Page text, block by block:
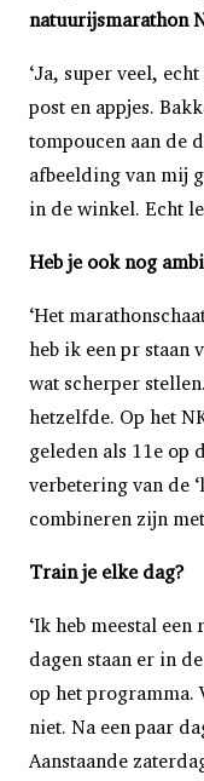
natuurijsmarathon
‘Ja, super veel,
post en appjes.
tompoucen aan de
afbeelding van mij
in de winkel. Echt
Heb je ook nog
‘Het
heb ik een pr staan
wat scherper
hetzelfde. Op het
geleden als 11e op
verbetering van de
combineren zijn
Train je elke dag?
‘Ik heb meestal
dagen staan er in
op het programma.
niet. Na een paar
Aanstaande